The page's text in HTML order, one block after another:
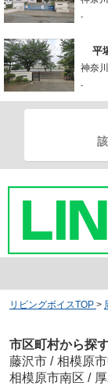
-
平
神奈
-
リビングボイスTOP >
市区町村から探
藤沢市 / 相模原
相模原市南区 /